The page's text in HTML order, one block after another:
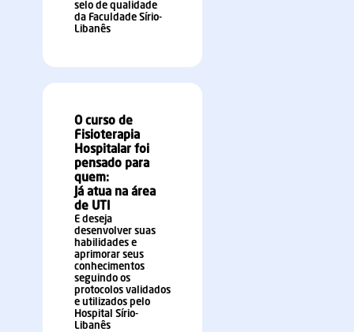
selo de qualidade
da Faculdade Sírio-
Libanês
O curso de
Fisioterapia
Hospitalar foi
pensado para
quem:
Já atua na área
de UTI
E deseja
desenvolver suas
habilidades e
aprimorar seus
conhecimentos
seguindo os
protocolos validados
e utilizados pelo
Hospital Sírio-
Libanês